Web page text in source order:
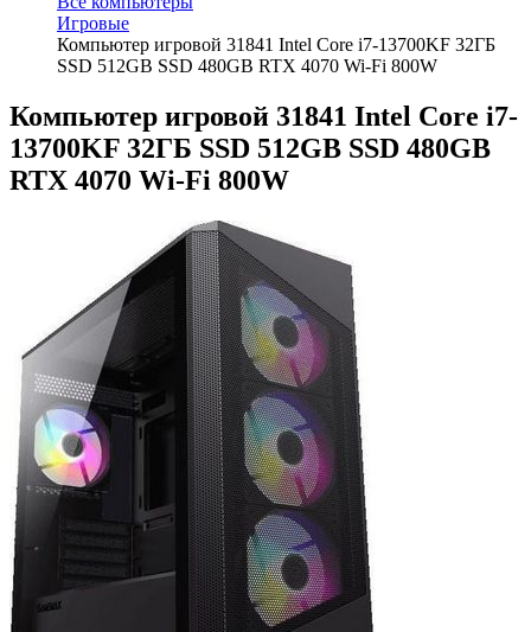
Игровые
Компьютер игровой 31841 Intel Core i7-13700KF 32ГБ
SSD 512GB SSD 480GB RTX 4070 Wi-Fi 800W
Компьютер игровой 31841 Intel Core i7-
13700KF 32ГБ SSD 512GB SSD 480GB
RTX 4070 Wi-Fi 800W